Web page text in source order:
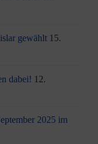
gewählt 15.
dabei! 12.
2025 im